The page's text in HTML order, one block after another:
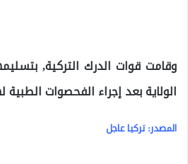
وقامت قوات الدرك التركية,
الولاية بعد إجراء الفحصوات الطبية
المصدر: تركيا عاجل